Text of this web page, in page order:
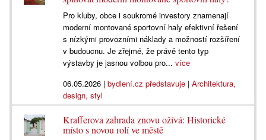
Pro kluby, obce i soukromé investory znamenají
moderní montované sportovní haly efektivní řešení
s nízkými provozními náklady a možností rozšíření
v budoucnu. Je zřejmé, že právě tento typ
výstavby je jasnou volbou pro...více
06.05.2026 |bydlení.cz představuje |Architektura,
design, styl
Krafferova zahrada znovu ožívá: Historické
místo s novou rolí ve městě